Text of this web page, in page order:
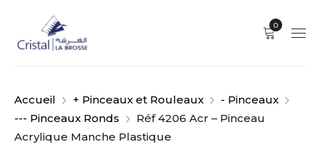
0
Accueil + Pinceaux et Rouleaux
- Pinceaux
--- Pinceaux Ronds
Réf 4206 Acr – Pinceau
Acrylique Manche Plastique